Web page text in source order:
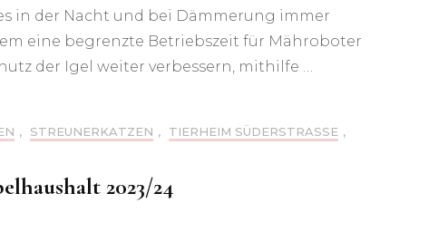
in der Nacht und bei Dämmerung immer
eine begrenzte Betriebszeit für Mähroboter
der Igel weiter verbessern, mithilfe …
, STREUNERKATZEN , TIERHEIM SÜDERSTRASSE
,
2023/24